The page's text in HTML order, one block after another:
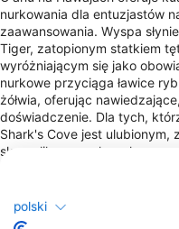
nurkowania dla entuzjastów
zaawansowania. Wyspa
Tiger, zatopionym statkiem
wyróżniającym się jako
nurkowe przyciąga ławice
żółwia, oferując
doświadczenie. Dla tych,
Shark's Cove jest
skomplikowanych rur
nurkowe, oferując zarówno
zapewniając niezapomnianą
polski